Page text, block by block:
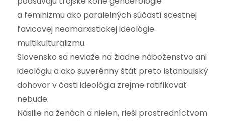
a feminizmu ako paralelných súčastí scestnej
ľavicovej neomarxistickej ideológie
multikulturalizmu.
Slovensko sa neviaže na žiadne náboženstvo ani
ideológiu a ako suverénny štát preto Istanbulský
dohovor v časti ideológia zrejme ratifikovať
nebude.
Násilie na ženách a nielen, rieši prostredníctvom